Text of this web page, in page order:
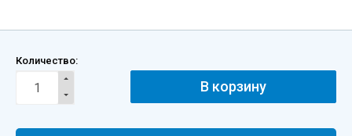
Количество: